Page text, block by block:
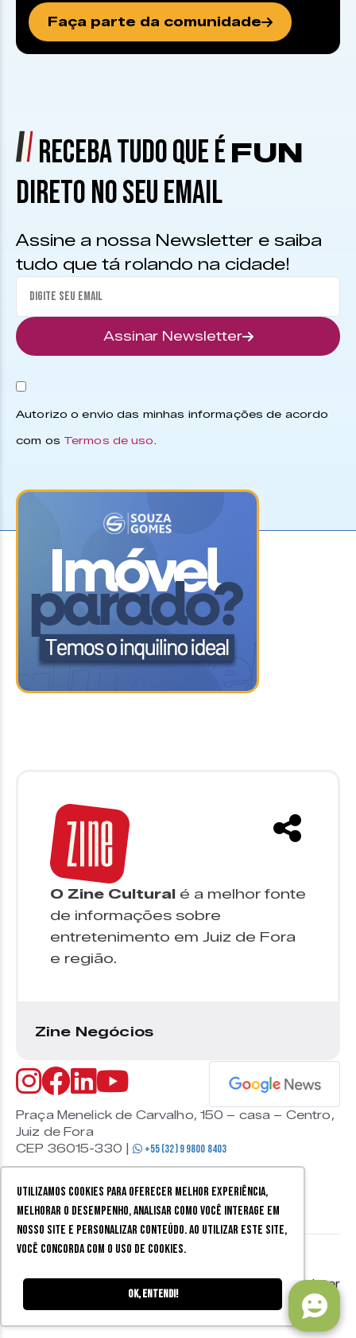
Utilizamos cookies para oferecer melhor experiência,
melhorar o desempenho, analisar como você interage em
nosso site e personalizar conteúdo. Ao utilizar este site,
você concorda com o uso de cookies.
Ok, entendi!
Faça parte da comunidade
RECEBA TUDO QUE É FUN
DIRETO NO SEU EMAIL
Assine a nossa Newsletter e saiba
tudo que tá rolando na cidade!
Assinar Newsletter
Autorizo o envio das minhas informações de acordo
com os Termos de uso.
O Zine Cultural é a melhor fonte
de informações sobre
entretenimento em Juiz de Fora
e região.
Zine Negócios
Praça Menelick de Carvalho, 150 – casa – Centro,
Juiz de Fora
CEP 36015-330 |
+55 (32) 9 9800 8403
© 2026 Zine Cultural. Todos
os direitos reservados.
Política de
Mobister